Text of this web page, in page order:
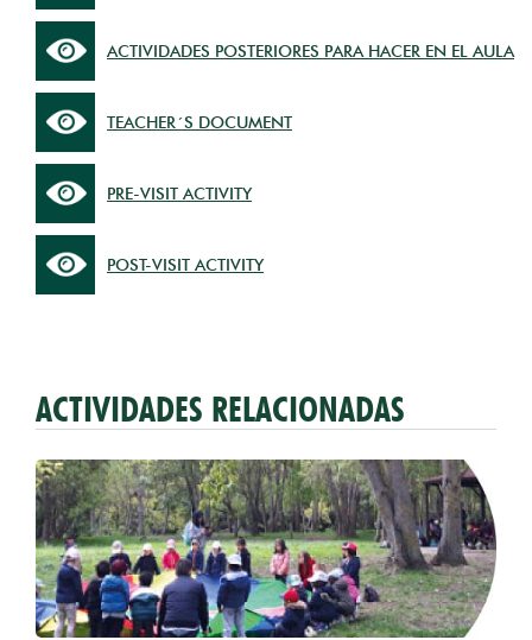
ACTIVIDADES POSTERIORES PARA HACER EN EL AULA
TEACHER´S DOCUMENT
PRE-VISIT ACTIVITY
POST-VISIT ACTIVITY
ACTIVIDADES RELACIONADAS